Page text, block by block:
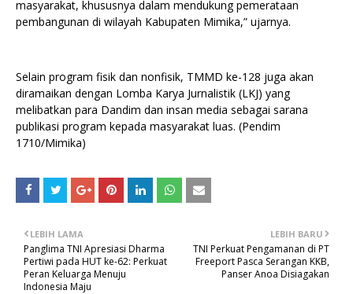
masyarakat, khususnya dalam mendukung pemerataan
pembangunan di wilayah Kabupaten Mimika,” ujarnya.
Selain program fisik dan nonfisik, TMMD ke-128 juga akan
diramaikan dengan Lomba Karya Jurnalistik (LKJ) yang
melibatkan para Dandim dan insan media sebagai sarana
publikasi program kepada masyarakat luas. (Pendim
1710/Mimika)
LEBIH BARU
TNI Perkuat Pengamanan di PT
Freeport Pasca Serangan KKB,
Panser Anoa Disiagakan
LEBIH LAMA
Panglima TNI Apresiasi Dharma
Pertiwi pada HUT ke-62: Perkuat
Peran Keluarga Menuju
Indonesia Maju